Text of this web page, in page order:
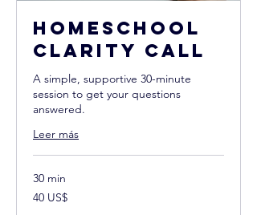
Homeschool
Clarity Call
A simple, supportive 30-minute
session to get your questions
answered.
Leer más
30 min
40
dólares
40 US$